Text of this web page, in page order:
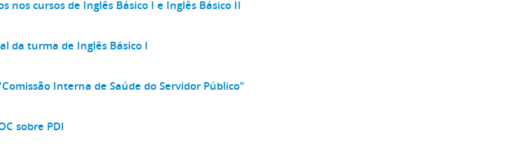
nos cursos de Inglês Básico I e Inglês Básico II
da turma de Inglês Básico I
Interna de Saúde do Servidor Público"
sobre PDI